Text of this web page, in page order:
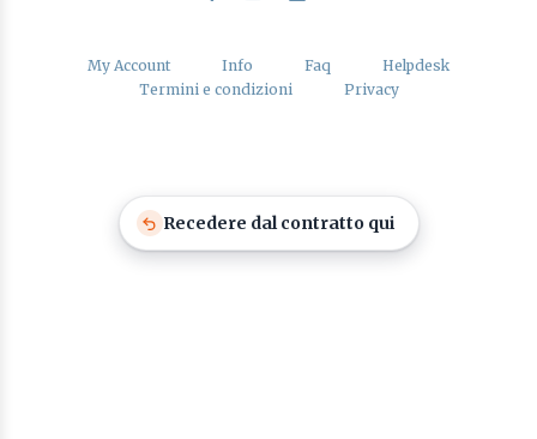
My Account Info Faq
Helpdesk
Termini e condizioni
Privacy
Recedere dal contratto qui